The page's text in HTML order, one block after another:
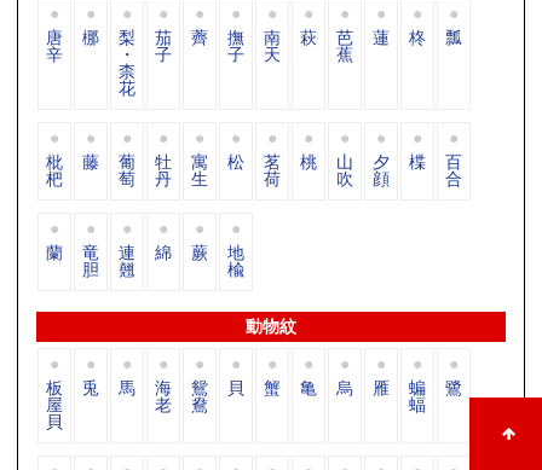
唐
辛
梛 梨
・
柰
花
茄
子
薺 撫
子
南
天
萩 芭
蕉
蓮 柊 瓢
枇
杷
藤 葡
萄
牡
丹
寓
生
松 茗
荷
桃 山
吹
夕
顔
楪 百
合
蘭 竜
胆
連
翹
綿 蕨 地
楡
動物紋
板
屋
貝
兎 馬 海
老
鴛
鴦
貝 蟹 亀 烏 雁 蝙
蝠
鷺